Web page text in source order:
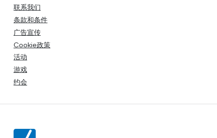
联系我们
条款和条件
广告宣传
Cookie政策
活动
游戏
约会